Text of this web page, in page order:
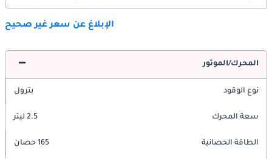
الإبلاغ عن سعر غير صحيح
المحرك/الموتور
نوع الوقود بترول
سعة المحرك 2.5 ليتر
الطاقة الحصانية 165 حصان